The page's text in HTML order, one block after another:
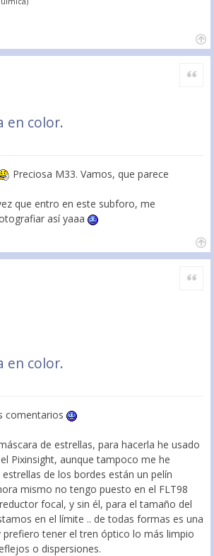
en color.
Citar
Preciosa M33. Vamos, que parece
que entro en este subforo, me
así yaaa
en color.
Citar
comentarios
de estrellas, para hacerla he usado
Pixinsight, aunque tampoco me he
de los bordes están un pelín
mismo no tengo puesto en el FLT98
focal, y sin él, para el tamaño del
en el límite .. de todas formas es una
tener el tren óptico lo más limpio
o dispersiones.